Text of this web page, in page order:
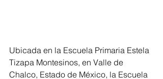
Ubicada en la Escuela Primaria Estela
Tizapa Montesinos, en Valle de
Chalco, Estado de México, la Escuela